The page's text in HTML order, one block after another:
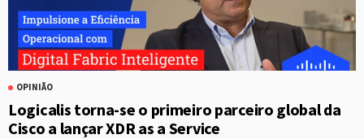
OPINIÃO
Logicalis torna-se o primeiro parceiro global da
Cisco a lançar XDR as a Service